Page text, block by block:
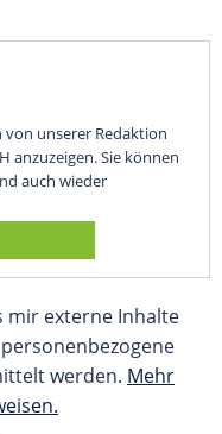
unserer Redaktion
anzuzeigen. Sie können
auch wieder
mir externe Inhalte
werden. Mehr